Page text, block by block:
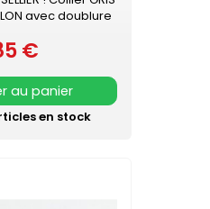
avec doublure
de mousse
davantage de
résistant Boucle
acidulée qui
de pelage. Existe
vert, rouge,
€
au panier
en stock